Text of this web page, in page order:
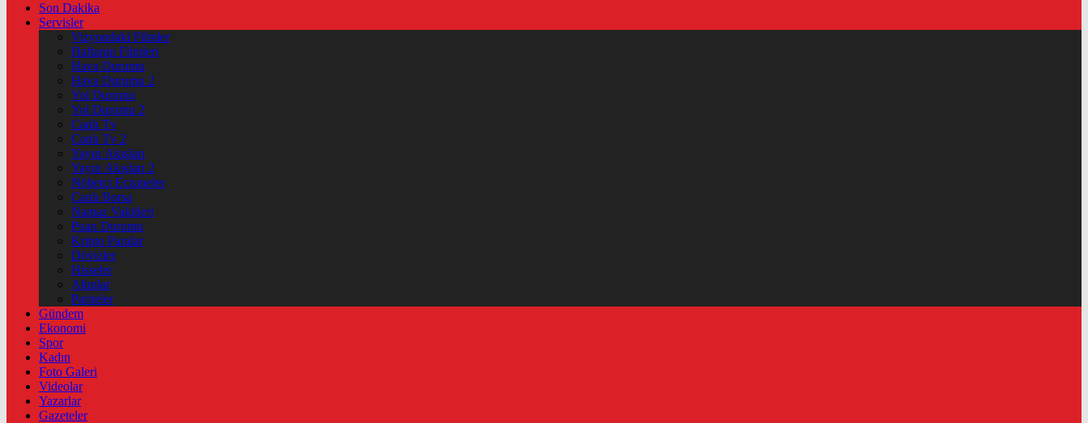
Son Dakika
Servisler
Vizyondaki Filmler
Haftanin Filmleri
Hava Durumu
Hava Durumu 2
Yol Durumu
Yol Durumu 2
Canlı Tv
Canlı Tv 2
Yayın Akışları
Yayın Akışları 2
Nöbetçi Eczaneler
Canlı Borsa
Namaz Vakitleri
Puan Durumu
Kripto Paralar
Dövizler
Hisseler
Altınlar
Pariteler
Gündem
Ekonomi
Spor
Kadın
Foto Galeri
Videolar
Yazarlar
Gazeteler